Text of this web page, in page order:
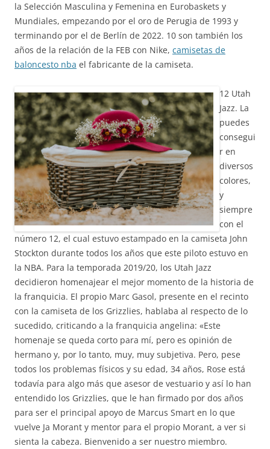
la Selección Masculina y Femenina en Eurobaskets y
Mundiales, empezando por el oro de Perugia de 1993 y
terminando por el de Berlín de 2022. 10 son también los
años de la relación de la FEB con Nike, camisetas de
baloncesto nba el fabricante de la camiseta.
12 Utah
Jazz. La
puedes
consegui
r en
diversos
colores,
y
siempre
con el
número 12, el cual estuvo estampado en la camiseta John
Stockton durante todos los años que este piloto estuvo en
la NBA. Para la temporada 2019/20, los Utah Jazz
decidieron homenajear el mejor momento de la historia de
la franquicia. El propio Marc Gasol, presente en el recinto
con la camiseta de los Grizzlies, hablaba al respecto de lo
sucedido, criticando a la franquicia angelina: «Este
homenaje se queda corto para mí, pero es opinión de
hermano y, por lo tanto, muy, muy subjetiva. Pero, pese
todos los problemas físicos y su edad, 34 años, Rose está
todavía para algo más que asesor de vestuario y así lo han
entendido los Grizzlies, que le han firmado por dos años
para ser el principal apoyo de Marcus Smart en lo que
vuelve Ja Morant y mentor para el propio Morant, a ver si
sienta la cabeza. Bienvenido a ser nuestro miembro.